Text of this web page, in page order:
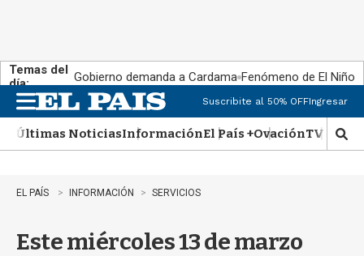
Temas del
día:
Gobierno demanda a Cardama Fenómeno de El Niño
n
u
Suscribite al 50% OFFIngresar
Últimas NoticiasInformaciónEl País +OvaciónTV Show
M
o
EL PAÍS INFORMACIÓN SERVICIOS
Este miércoles 13 de marzo